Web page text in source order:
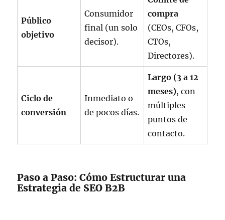
Público
objetivo
Consumidor
final (un solo
decisor).
compra
(CEOs, CFOs,
CTOs,
Directores).
Ciclo de
conversión
Inmediato o
de pocos días.
Largo (3 a 12
meses), con
múltiples
puntos de
contacto.
Paso a Paso: Cómo Estructurar una
Estrategia de SEO B2B